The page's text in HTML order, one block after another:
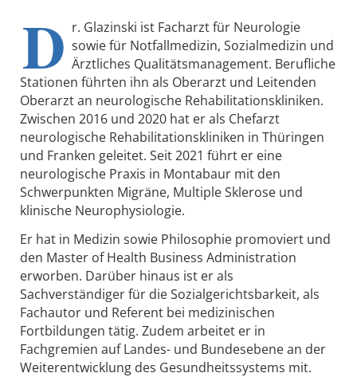
D r. Glazinski ist Facharzt für Neurologie
sowie für Notfallmedizin, Sozialmedizin und
Ärztliches Qualitätsmanagement. Berufliche
Stationen führten ihn als Oberarzt und Leitenden
Oberarzt an neurologische Rehabilitationskliniken.
Zwischen 2016 und 2020 hat er als Chefarzt
neurologische Rehabilitationskliniken in Thüringen
und Franken geleitet. Seit 2021 führt er eine
neurologische Praxis in Montabaur mit den
Schwerpunkten Migräne, Multiple Sklerose und
klinische Neurophysiologie.
Er hat in Medizin sowie Philosophie promoviert und
den Master of Health Business Administration
erworben. Darüber hinaus ist er als
Sachverständiger für die Sozialgerichtsbarkeit, als
Fachautor und Referent bei medizinischen
Fortbildungen tätig. Zudem arbeitet er in
Fachgremien auf Landes- und Bundesebene an der
Weiterentwicklung des Gesundheitssystems mit.